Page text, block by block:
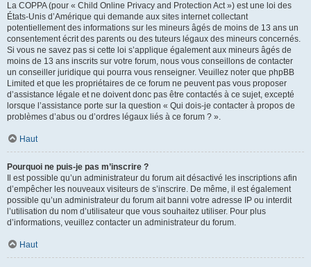
La COPPA (pour « Child Online Privacy and Protection Act ») est une loi des
États-Unis d’Amérique qui demande aux sites internet collectant
potentiellement des informations sur les mineurs âgés de moins de 13 ans un
consentement écrit des parents ou des tuteurs légaux des mineurs concernés.
Si vous ne savez pas si cette loi s’applique également aux mineurs âgés de
moins de 13 ans inscrits sur votre forum, nous vous conseillons de contacter
un conseiller juridique qui pourra vous renseigner. Veuillez noter que phpBB
Limited et que les propriétaires de ce forum ne peuvent pas vous proposer
d’assistance légale et ne doivent donc pas être contactés à ce sujet, excepté
lorsque l’assistance porte sur la question « Qui dois-je contacter à propos de
problèmes d’abus ou d’ordres légaux liés à ce forum ? ».
Haut
Pourquoi ne puis-je pas m’inscrire ?
Il est possible qu’un administrateur du forum ait désactivé les inscriptions afin
d’empêcher les nouveaux visiteurs de s’inscrire. De même, il est également
possible qu’un administrateur du forum ait banni votre adresse IP ou interdit
l’utilisation du nom d’utilisateur que vous souhaitez utiliser. Pour plus
d’informations, veuillez contacter un administrateur du forum.
Haut